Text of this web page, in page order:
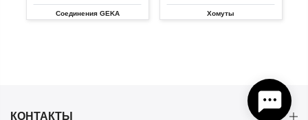
Соединения GEKA Хомуты
КОНТАКТЫ